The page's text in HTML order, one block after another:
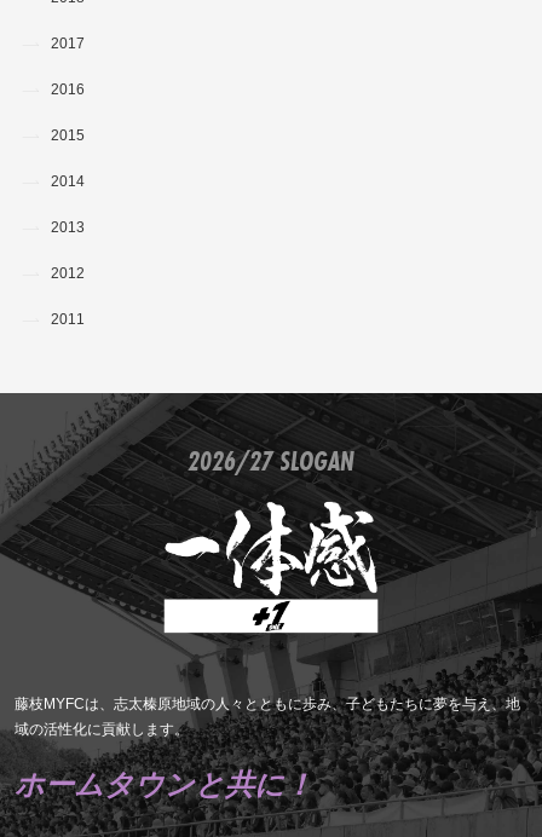
2017
2016
2015
2014
2013
2012
2011
2026/27 SLOGAN
藤枝MYFCは、志太榛原地域の人々とともに歩み、子どもたちに夢を与え、地
域の活性化に貢献します。
ホームタウンと共に！